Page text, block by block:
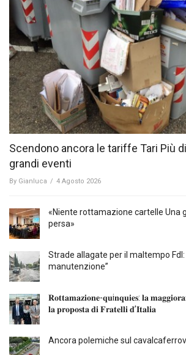
Scendono ancora le tariffe Tari Più
grandi eventi
By Gianluca / 4 Agosto 2026
«Niente rottamazione cartelle Una
persa»
Strade allagate per il maltempo FdI:
manutenzione”
𝐑𝐨𝐭𝐭𝐚𝐦𝐚𝐳𝐢𝐨𝐧𝐞-𝐪𝐮i𝐧𝐪𝐮𝐢𝐞𝐬: 𝐥𝐚
𝐥𝐚 𝐩𝐫𝐨𝐩𝐨𝐬𝐭𝐚 𝐝𝐢 𝐅𝐫𝐚𝐭𝐞𝐥𝐥𝐢 𝐝’𝐈𝐭𝐚𝐥𝐢𝐚
Ancora polemiche sul